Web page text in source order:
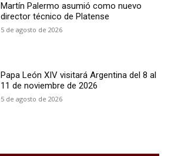
Martín Palermo asumió como nuevo
director técnico de Platense
5 de agosto de 2026
Papa León XIV visitará Argentina del 8 al
11 de noviembre de 2026
5 de agosto de 2026